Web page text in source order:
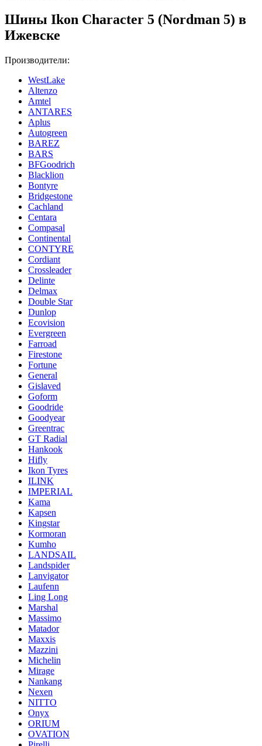
Шины Ikon Character 5 (Nordman 5) в
Ижевске
Производители:
WestLake
Altenzo
Amtel
ANTARES
Aplus
Autogreen
BAREZ
BARS
BFGoodrich
Blacklion
Bontyre
Bridgestone
Cachland
Centara
Compasal
Continental
CONTYRE
Cordiant
Crossleader
Delinte
Delmax
Double Star
Dunlop
Ecovision
Evergreen
Farroad
Firestone
Fortune
General
Gislaved
Goform
Goodride
Goodyear
Greentrac
GT Radial
Hankook
Hifly
Ikon Tyres
ILINK
IMPERIAL
Kama
Kapsen
Kingstar
Kormoran
Kumho
LANDSAIL
Landspider
Lanvigator
Laufenn
Ling Long
Marshal
Massimo
Matador
Maxxis
Mazzini
Michelin
Mirage
Nankang
Nexen
NITTO
Onyx
ORIUM
OVATION